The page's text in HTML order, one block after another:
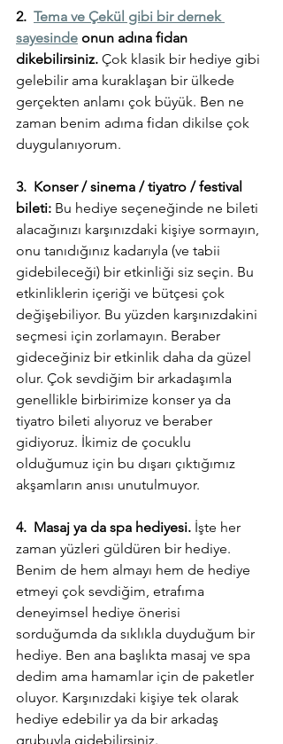
2. Tema ve Çekül gibi bir dernek
sayesinde onun adına fidan
dikebilirsiniz. Çok klasik bir hediye gibi
gelebilir ama kuraklaşan bir ülkede
gerçekten anlamı çok büyük. Ben ne
zaman benim adıma fidan dikilse çok
duygulanıyorum.
3.  Konser / sinema / tiyatro / festival
bileti: Bu hediye seçeneğinde ne bileti
alacağınızı karşınızdaki kişiye sormayın,
onu tanıdığınız kadarıyla (ve tabii
gidebileceği) bir etkinliği siz seçin. Bu
etkinliklerin içeriği ve bütçesi çok
değişebiliyor. Bu yüzden karşınızdakini
seçmesi için zorlamayın. Beraber
gideceğiniz bir etkinlik daha da güzel
olur. Çok sevdiğim bir arkadaşımla
genellikle birbirimize konser ya da
tiyatro bileti alıyoruz ve beraber
gidiyoruz. İkimiz de çocuklu
olduğumuz için bu dışarı çıktığımız
akşamların anısı unutulmuyor.
4.  Masaj ya da spa hediyesi. İşte her
zaman yüzleri güldüren bir hediye.
Benim de hem almayı hem de hediye
etmeyi çok sevdiğim, etrafıma
deneyimsel hediye önerisi
sorduğumda da sıklıkla duyduğum bir
hediye. Ben ana başlıkta masaj ve spa
dedim ama hamamlar için de paketler
oluyor. Karşınızdaki kişiye tek olarak
hediye edebilir ya da bir arkadaş
grubuyla gidebilirsiniz.